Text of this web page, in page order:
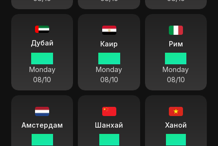
Дубай
Monday
08/10
Каир
Monday
08/10
Рим
Monday
08/10
Амстердам Шанхай Ханой